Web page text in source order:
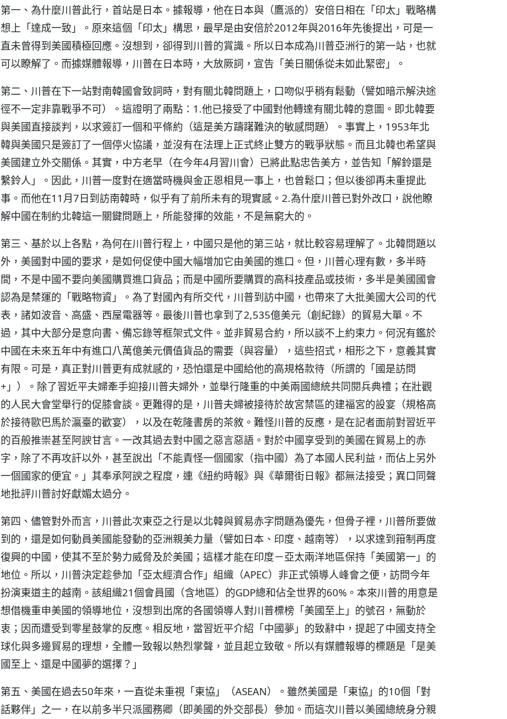
第一、為什麼川普此行，首站是日本。據報導，他在日本與（鷹派的）安倍日相在「印太」戰略構
想上「達成一致」。原來這個「印太」構思，最早是由安倍於2012年與2016年先後提出，可是一
直未曾得到美國積極回應。沒想到，卻得到川普的賞識。所以日本成為川普亞洲行的第一站，也就
可以瞭解了。而據媒體報導，川普在日本時，大放厥詞，宣告「美日關係從未如此緊密」。
第二、川普在下一站對南韓國會致詞時，對有關北韓問題上，口吻似乎稍有鬆動（譬如暗示解決途
徑不一定非靠戰爭不可）。這證明了兩點：1.他已接受了中國對他轉達有關北韓的意圖。即北韓要
與美國直接談判，以求簽訂一個和平條約（這是美方躊躇難決的敏感問題）。事實上，1953年北
韓與美國只是簽訂了一個停火協議，並沒有在法理上正式終止雙方的戰爭狀態。而且北韓也希望與
美國建立外交關係。其實，中方老早（在今年4月習川會）已將此點忠告美方，並告知「解鈴還是
繫鈴人」。因此，川普一度對在適當時機與金正恩相見一事上，也曾鬆口；但以後卻再未重提此
事。而他在11月7日到訪南韓時，似乎有了前所未有的現實感。2.為什麼川普已對外改口，說他瞭
解中國在制約北韓這一關鍵問題上，所能發揮的效能，不是無窮大的。
第三、基於以上各點，為何在川普行程上，中國只是他的第三站，就比較容易理解了。北韓問題以
外，美國對中國的要求，是如何促使中國大幅增加它由美國的進口。但，川普心理有數，多半時
間，不是中國不要向美國購買進口貨品；而是中國所要購買的高科技產品或技術，多半是美國國會
認為是禁運的「戰略物資」。為了對國內有所交代，川普到訪中國，也帶來了大批美國大公司的代
表，諸如波音、高盛、西屋電器等。最後川普也拿到了2,535億美元（創紀錄）的貿易大單。不
過，其中大部分是意向書、備忘錄等框架式文件。並非貿易合約，所以談不上約束力。何況有鑑於
中國在未來五年中有進口八萬億美元價值貨品的需要（與容量），這些招式，相形之下，意義其實
有限。可是，真正對川普更有成就感的，恐怕還是中國給他的高規格款待（所謂的「國是訪問
+」）。除了習近平夫婦牽手迎接川普夫婦外，並舉行隆重的中美兩國總統共同閱兵典禮；在壯觀
的人民大會堂舉行的促膝會談。更難得的是，川普夫婦被接待於故宮禁區的建福宮的設宴（規格高
於接待歐巴馬於瀛臺的歡宴），以及在乾隆書房的茶敘。難怪川普的反應，是在記者面前對習近平
的百般推崇甚至阿諛甘言。一改其過去對中國之惡言惡語。對於中國享受到的美國在貿易上的赤
字，除了不再攻訐以外，甚至說出「不能責怪一個國家（指中國）為了本國人民利益，而佔上另外
一個國家的便宜。」其奉承阿諛之程度，連《紐約時報》與《華爾街日報》都無法接受；異口同聲
地批評川普討好獻媚太過分。
第四、儘管對外而言，川普此次東亞之行是以北韓與貿易赤字問題為優先，但骨子裡，川普所要做
到的，還是如何動員美國能發動的亞洲親美力量（譬如日本、印度、越南等），以求達到箝制再度
復興的中國，使其不至於勢力威脅及於美國；這樣才能在印度－亞太兩洋地區保持「美國第一」的
地位。所以，川普決定趁參加「亞太經濟合作」組織（APEC）非正式領導人峰會之便，訪問今年
扮演東道主的越南。該組織21個會員國（含地區）的GDP總和佔全世界的60%。本來川普的用意是
想借機重申美國的領導地位，沒想到出席的各國領導人對川普標榜「美國至上」的號召，無動於
衷；因而遭受到零星鼓掌的反應。相反地，當習近平介紹「中國夢」的致辭中，提起了中國支持全
球化與多邊貿易的理想，全體一致報以熱烈掌聲，並且起立致敬。所以有媒體報導的標題是「是美
國至上、還是中國夢的選擇？」
第五、美國在過去50年來，一直從未重視「東協」（ASEAN）。雖然美國是「東協」的10個「對
話夥伴」之一，在以前多半只派國務卿（即美國的外交部長）參加。而這次川普以美國總統身分親